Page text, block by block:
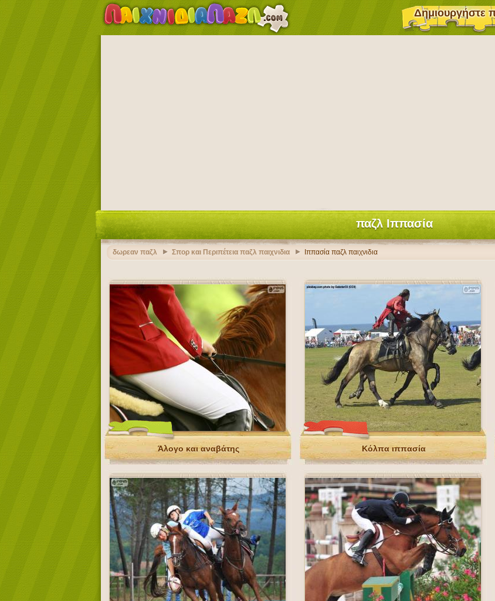
Δημιουργήστε
παζλ Ιππασία
δωρεαν παζλ Σπορ και Περιπέτεια παζλ παιχνιδια Ιππασία παζλ παιχνιδια
Άλογο και αναβάτης Κόλπα ιππασία